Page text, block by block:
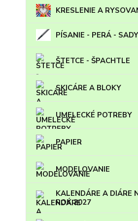
KRESLENIE A
PÍSANIE - PERÁ - SADY
ŠTETCE - ŠPACHTLE
SKICÁRE A BLOKY
UMELECKÉ POTREBY
PAPIER
MODELOVANIE
KALENDÁRE A DIÁRE
ROK 2027